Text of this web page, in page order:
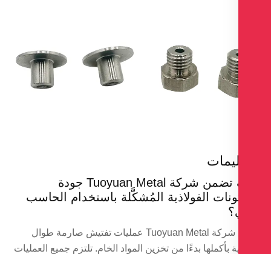
كيف تضمن شركة Tuoyuan Metal جودة
الفولاذية المُشكَّلة باستخدام الحاسب
تطبق شركة Tuoyuan Metal عمليات تفتيش صارمة طوال
بأكملها بدءًا من تخزين المواد الخام. تلتزم جميع العمليات